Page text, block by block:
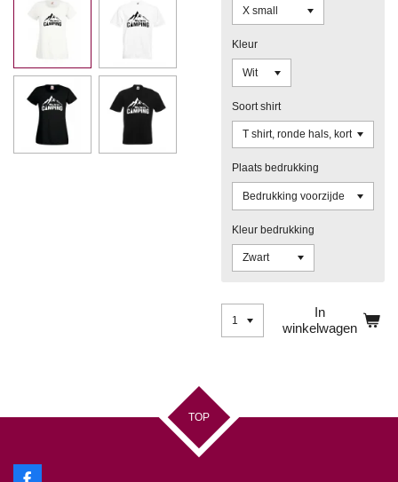
Kleur
Soort shirt
Plaats bedrukking
Kleur bedrukking
In
winkelwagen
TOP